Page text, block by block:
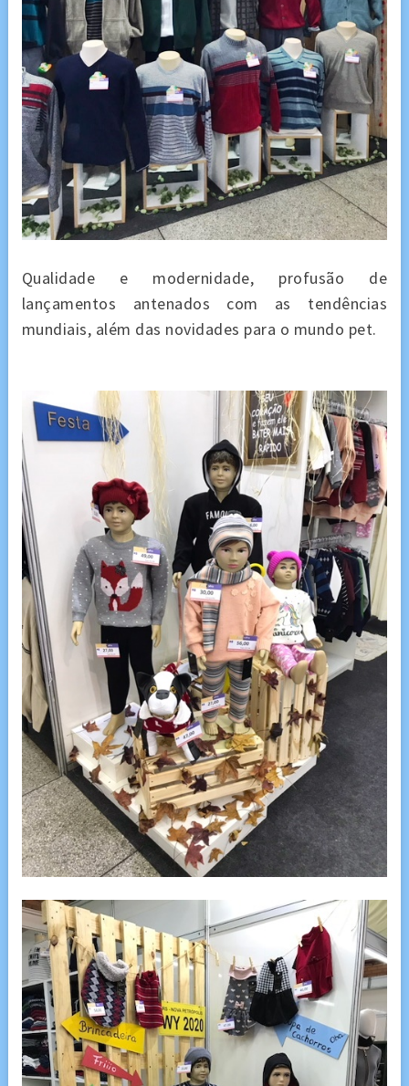
Qualidade e modernidade, profusão de
lançamentos antenados com as tendências
mundiais, além das novidades para o mundo pet.